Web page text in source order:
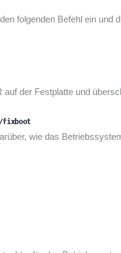
folgenden Befehl ein und
der Festplatte und
fixboot
wie das